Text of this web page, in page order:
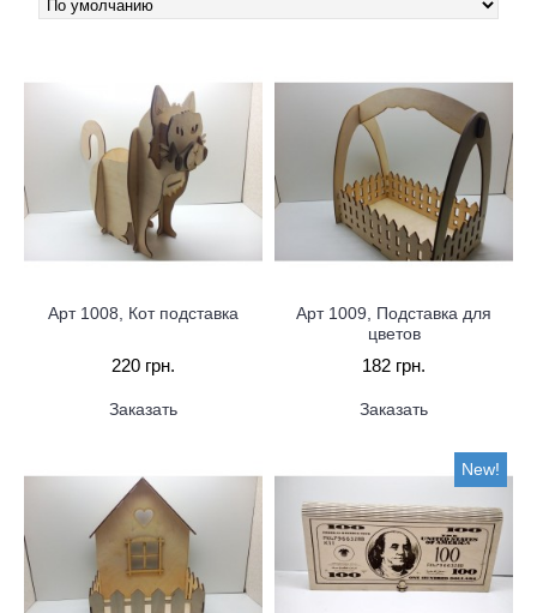
Арт 1008, Кот подставка
220 грн.
Заказать
Арт 1009, Подставка для
цветов
182 грн.
Заказать
New!